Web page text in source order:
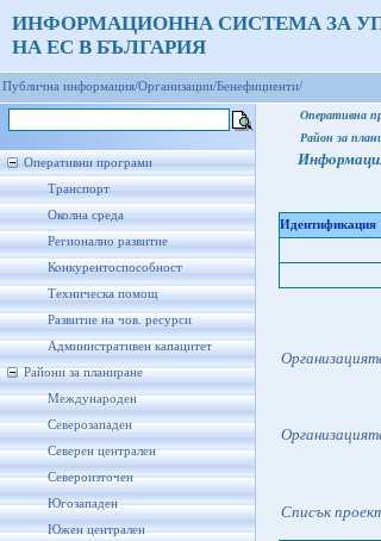
ИНФОРМАЦИОННА СИСТЕМА ЗА
НА ЕС В БЪЛГАРИЯ
Публична информация/Организации/Бенефициенти/
Оперативни програми
Транспорт
Околна среда
Регионално развитие
Конкурентоспособност
Техническа помощ
Развитие на чов. ресурси
Административен капацитет
Райони за планиране
Международен
Северозападен
Северен централен
Североизточен
Югозападен
Южен централен
Оперативна
Район за
Идентификация
Списък